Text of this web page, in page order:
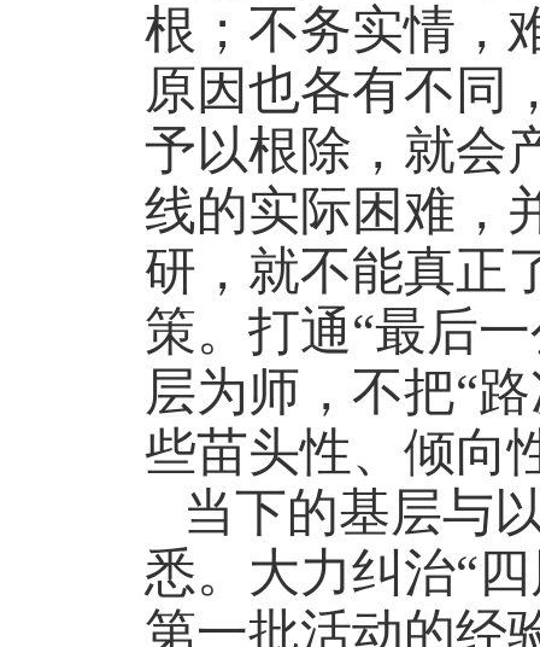
根；不务实情，
原因也各有不同
予以根除，就会
线的实际困难，
研，就不能真正
策。打通“最后
层为师，不把“
些苗头性、倾向
当下的基层与
悉。大力纠治“
第一批活动的经